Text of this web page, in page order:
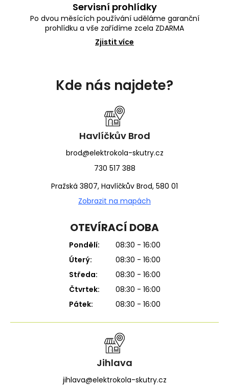
Servisní prohlídky
Po dvou měsících používání uděláme garanční
prohlídku a vše zařídíme zcela ZDARMA
Zjistit více
Kde nás najdete?
Havlíčkův Brod
brod@elektrokola-skutry.cz
730 517 388
Pražská 3807, Havlíčkův Brod, 580 01
Zobrazit na mapách
OTEVÍRACÍ DOBA
Pondělí:
08:30 - 16:00
Úterý:
08:30 - 16:00
Středa:
08:30 - 16:00
Čtvrtek:
08:30 - 16:00
Pátek:
08:30 - 16:00
Jihlava
jihlava@elektrokola-skutry.cz